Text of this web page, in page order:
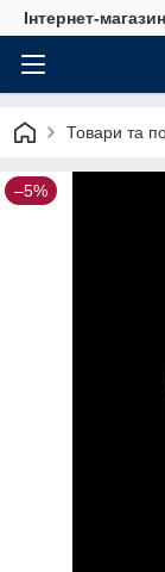
Інтернет-
Товари та
–5%